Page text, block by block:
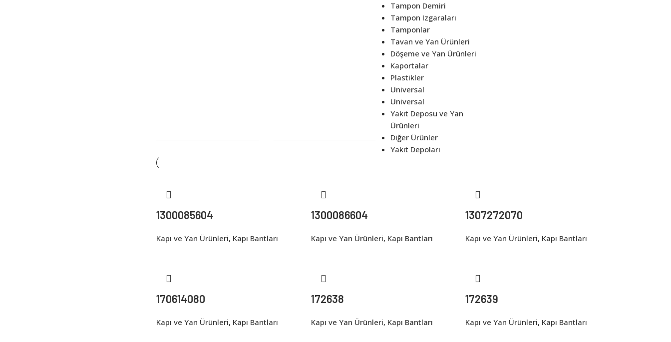
Tampon Demiri
Tampon Izgaraları
Tamponlar
Tavan ve Yan Ürünleri
Döşeme ve Yan Ürünleri
Kaportalar
Plastikler
Universal
Universal
Yakıt Deposu ve Yan
Ürünleri
Diğer Ürünler
Yakıt Depoları
1300085604
Kapı ve Yan Ürünleri, Kapı Bantları
1300086604
Kapı ve Yan Ürünleri, Kapı Bantları
1307272070
Kapı ve Yan Ürünleri, Kapı Bantları
170614080
Kapı ve Yan Ürünleri, Kapı Bantları
172638
Kapı ve Yan Ürünleri, Kapı Bantları
172639
Kapı ve Yan Ürünleri, Kapı Bantları